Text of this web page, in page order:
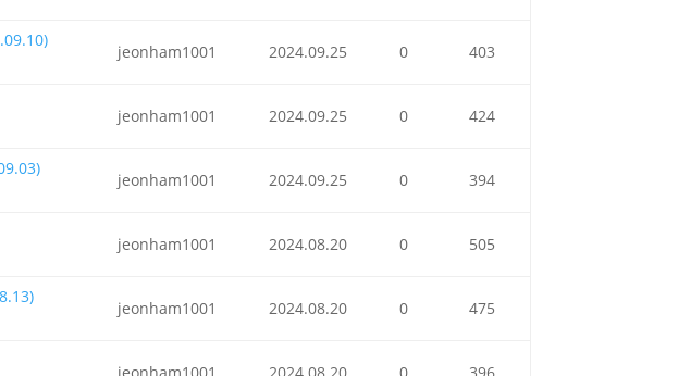
jeonham1001 2024.09.25 0 403
jeonham1001 2024.09.25 0 424
jeonham1001 2024.09.25 0 394
jeonham1001 2024.08.20 0 505
jeonham1001 2024.08.20 0 475